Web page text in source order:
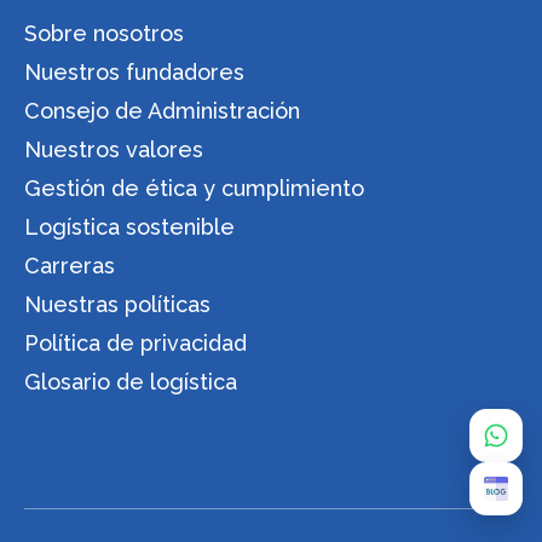
Sobre nosotros
Nuestros fundadores
Consejo de Administración
Nuestros valores
Gestión de ética y cumplimiento
Logística sostenible
Carreras
Nuestras políticas
Política de privacidad
Glosario de logística